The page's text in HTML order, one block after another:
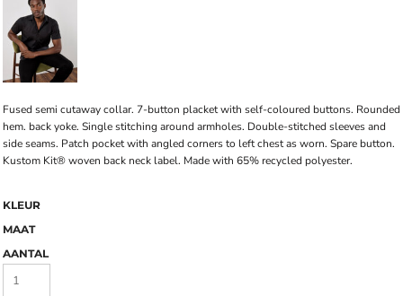
Fused semi cutaway collar. 7-button placket with self-coloured buttons. Rounded
hem. back yoke. Single stitching around armholes. Double-stitched sleeves and
side seams. Patch pocket with angled corners to left chest as worn. Spare button.
Kustom Kit® woven back neck label. Made with 65% recycled polyester.
KLEUR
MAAT
AANTAL